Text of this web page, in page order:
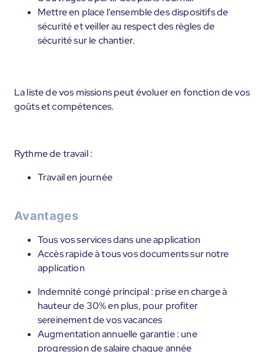
Mettre en place l'ensemble des dispositifs de
sécurité et veiller au respect des règles de
sécurité sur le chantier.
La liste de vos missions peut évoluer en fonction de vos
goûts et compétences.
Rythme de travail :
Travail en journée
Avantages
Tous vos services dans une application
Accès rapide à tous vos documents sur notre
application
Indemnité congé principal : prise en charge à
hauteur de 30% en plus, pour profiter
sereinement de vos vacances
Augmentation annuelle garantie : une
progression de salaire chaque année